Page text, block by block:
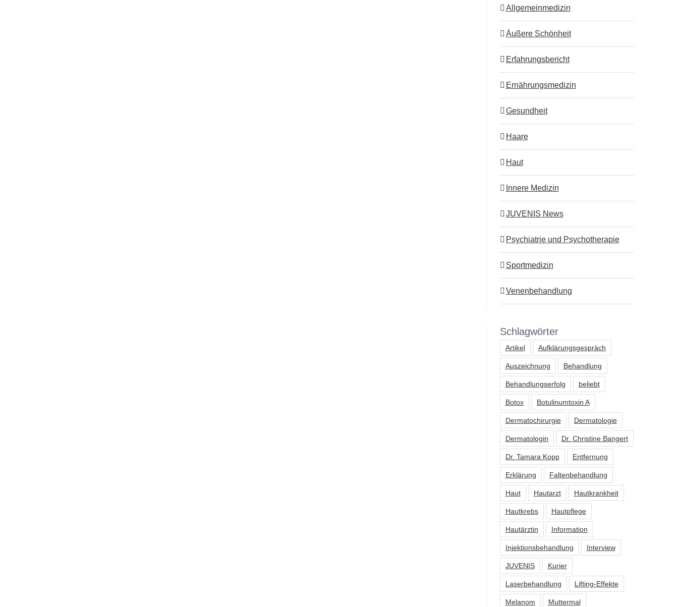
Allgemeinmedizin
Äußere Schönheit
Erfahrungsbericht
Ernährungsmedizin
Gesundheit
Haare
Haut
Innere Medizin
JUVENIS News
Psychiatrie und Psychotherapie
Sportmedizin
Venenbehandlung
Schlagwörter
Artikel Aufklärungsgespräch
Auszeichnung Behandlung
Behandlungserfolg beliebt
Botox Botulinumtoxin A
Dermatochirurgie Dermatologie
Dermatologin Dr. Christine Bangert
Dr. Tamara Kopp Entfernung
Erklärung Faltenbehandlung
Haut Hautarzt Hautkrankheit
Hautkrebs Hautpflege
Hautärztin Information
Injektionsbehandlung Interview
JUVENIS Kurier
Laserbehandlung Lifting-Effekte
Melanom Muttermal